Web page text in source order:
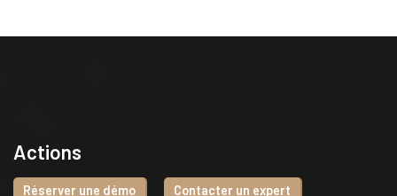
Actions
Réserver une démo Contacter un expert